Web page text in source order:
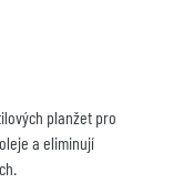
planžet pro
a eliminují